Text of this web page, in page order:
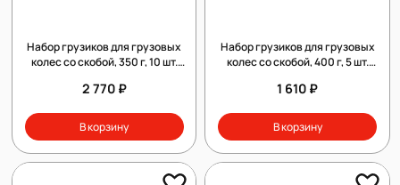
Набор грузиков для грузовых
колес со скобой, 350 г, 10 шт.
2 770 ₽
В корзину
Набор грузиков для грузовых
колес со скобой, 400 г, 5 шт.
1 610 ₽
В корзину